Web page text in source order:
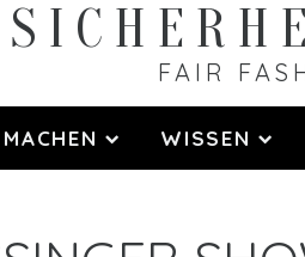
FAIR
MACHEN WISSEN